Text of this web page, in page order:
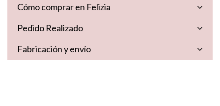
Cómo comprar en Felizia
Pedido Realizado
Fabricación y envío